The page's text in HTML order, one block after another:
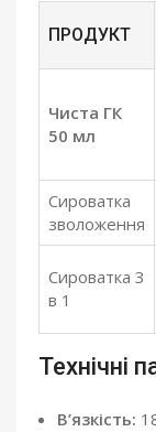
ПРОДУКТ
Чиста ГК
50 мл
Сироватка
зволоження
Сироватка 3
в 1
Технічні
В’язкість: